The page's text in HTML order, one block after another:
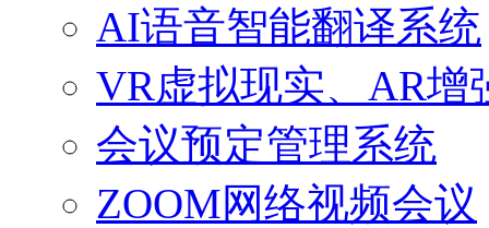
AI语音智能翻译系统
VR虚拟现实、AR增
会议预定管理系统
ZOOM网络视频会议